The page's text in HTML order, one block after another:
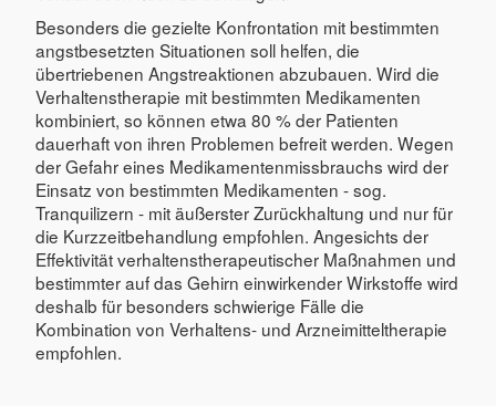
Besonders die gezielte Konfrontation mit bestimmten
angstbesetzten Situationen soll helfen, die
übertriebenen Angstreaktionen abzubauen. Wird die
Verhaltenstherapie mit bestimmten Medikamenten
kombiniert, so können etwa 80 % der Patienten
dauerhaft von ihren Problemen befreit werden. Wegen
der Gefahr eines Medikamentenmissbrauchs wird der
Einsatz von bestimmten Medikamenten - sog.
Tranquilizern - mit äußerster Zurückhaltung und nur für
die Kurzzeitbehandlung empfohlen. Angesichts der
Effektivität verhaltenstherapeutischer Maßnahmen und
bestimmter auf das Gehirn einwirkender Wirkstoffe wird
deshalb für besonders schwierige Fälle die
Kombination von Verhaltens- und Arzneimitteltherapie
empfohlen.